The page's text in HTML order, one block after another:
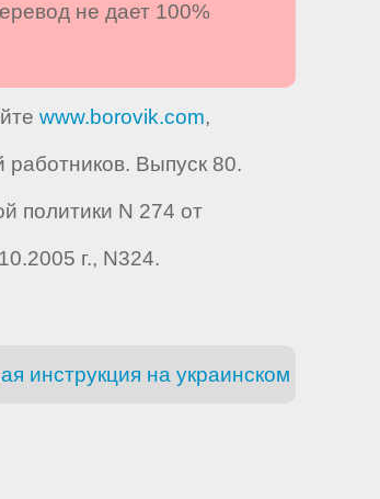
не дает 100%
www.borovik.com,
Выпуск 80.
политики N 274 от
г., N324.
инструкция на украинском